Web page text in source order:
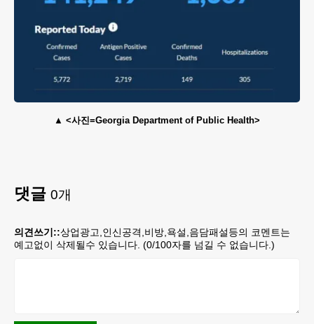
<사진=Georgia Department of Public Health>
댓글 0개
의견쓰기::상업광고,인신공격,비방,욕설,음담패설등의 코멘트는
예고없이 삭제될수 있습니다. (0/100자를 넘길 수 없습니다.)